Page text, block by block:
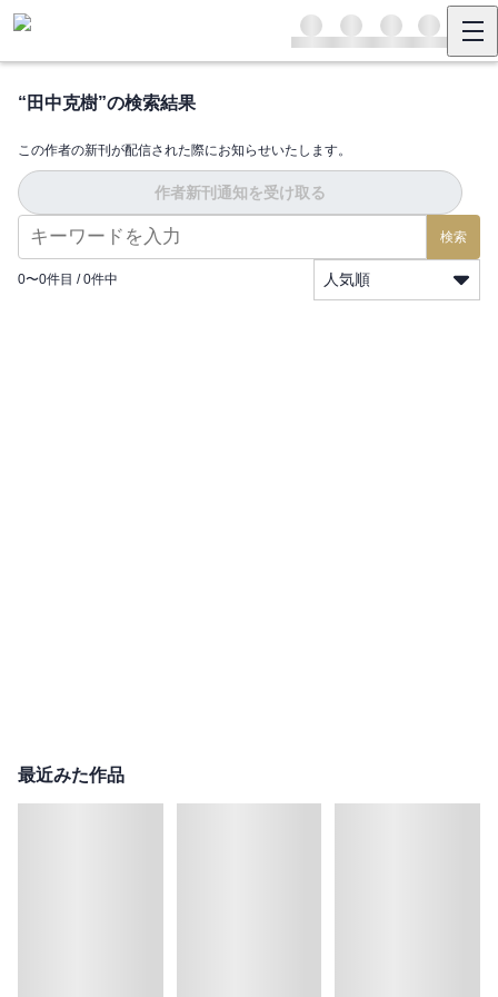
“ 田中克樹”の検索結果
この作者の新刊が配信された際にお知らせいたします。
作者新刊通知を受け取る
検索
0〜0件目 / 0件中 人気順
最近みた作品